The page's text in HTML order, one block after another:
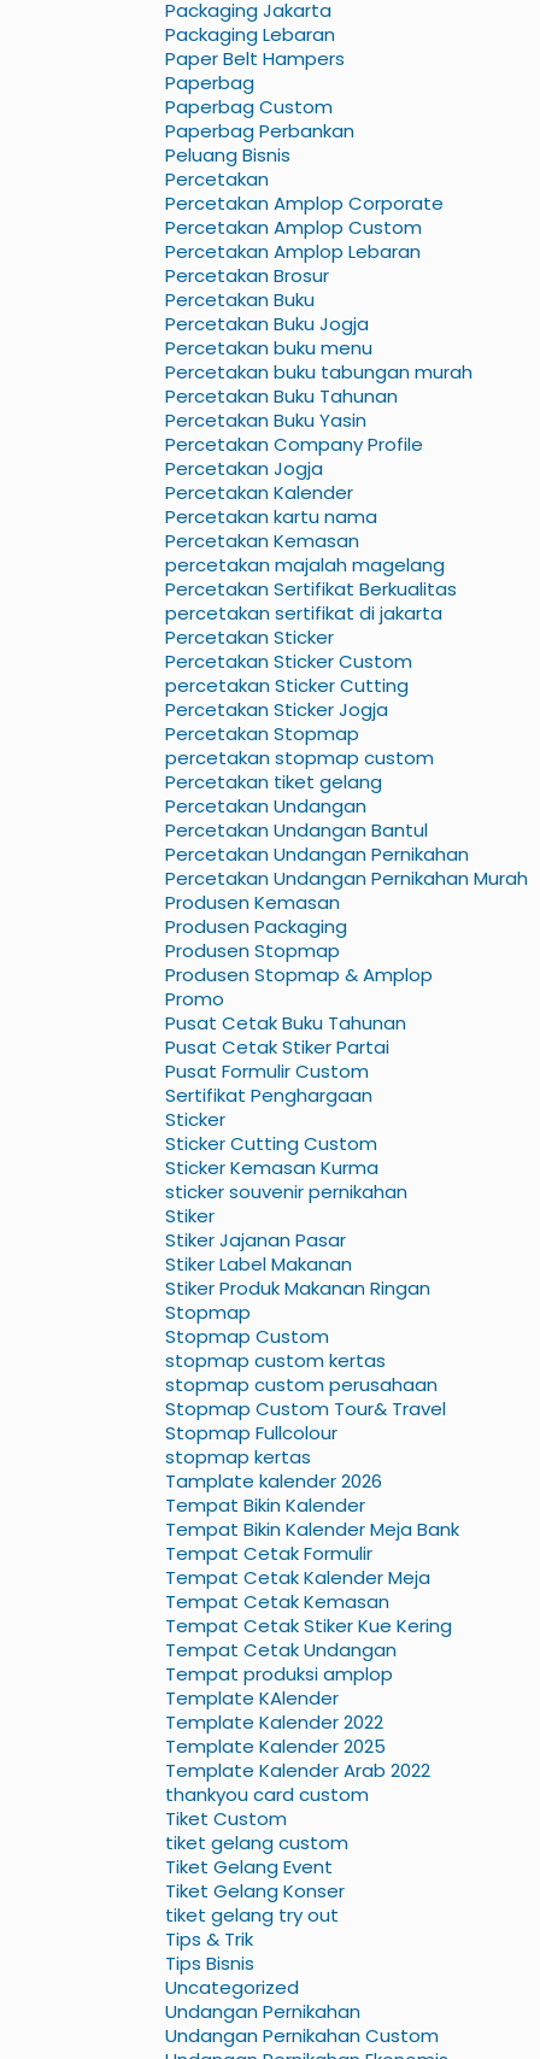
Packaging Jakarta
Packaging Lebaran
Paper Belt Hampers
Paperbag
Paperbag Custom
Paperbag Perbankan
Peluang Bisnis
Percetakan
Percetakan Amplop Corporate
Percetakan Amplop Custom
Percetakan Amplop Lebaran
Percetakan Brosur
Percetakan Buku
Percetakan Buku Jogja
Percetakan buku menu
Percetakan buku tabungan murah
Percetakan Buku Tahunan
Percetakan Buku Yasin
Percetakan Company Profile
Percetakan Jogja
Percetakan Kalender
Percetakan kartu nama
Percetakan Kemasan
percetakan majalah magelang
Percetakan Sertifikat Berkualitas
percetakan sertifikat di jakarta
Percetakan Sticker
Percetakan Sticker Custom
percetakan Sticker Cutting
Percetakan Sticker Jogja
Percetakan Stopmap
percetakan stopmap custom
Percetakan tiket gelang
Percetakan Undangan
Percetakan Undangan Bantul
Percetakan Undangan Pernikahan
Percetakan Undangan Pernikahan Murah
Produsen Kemasan
Produsen Packaging
Produsen Stopmap
Produsen Stopmap & Amplop
Promo
Pusat Cetak Buku Tahunan
Pusat Cetak Stiker Partai
Pusat Formulir Custom
Sertifikat Penghargaan
Sticker
Sticker Cutting Custom
Sticker Kemasan Kurma
sticker souvenir pernikahan
Stiker
Stiker Jajanan Pasar
Stiker Label Makanan
Stiker Produk Makanan Ringan
Stopmap
Stopmap Custom
stopmap custom kertas
stopmap custom perusahaan
Stopmap Custom Tour& Travel
Stopmap Fullcolour
stopmap kertas
Tamplate kalender 2026
Tempat Bikin Kalender
Tempat Bikin Kalender Meja Bank
Tempat Cetak Formulir
Tempat Cetak Kalender Meja
Tempat Cetak Kemasan
Tempat Cetak Stiker Kue Kering
Tempat Cetak Undangan
Tempat produksi amplop
Template KAlender
Template Kalender 2022
Template Kalender 2025
Template Kalender Arab 2022
thankyou card custom
Tiket Custom
tiket gelang custom
Tiket Gelang Event
Tiket Gelang Konser
tiket gelang try out
Tips & Trik
Tips Bisnis
Uncategorized
Undangan Pernikahan
Undangan Pernikahan Custom